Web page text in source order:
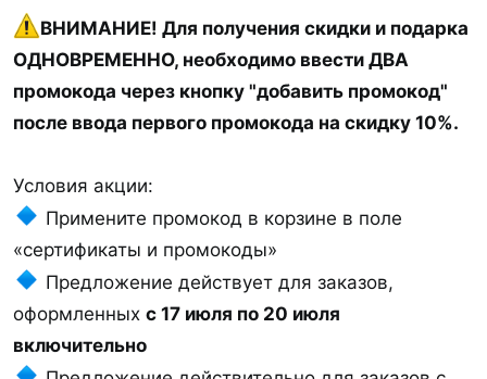
ВНИМАНИЕ! Для получения скидки и подарка
ОДНОВРЕМЕННО, необходимо ввести ДВА
промокода через кнопку "добавить промокод"
после ввода первого промокода на скидку 10%.
Условия акции:
Примените промокод в корзине в поле
«сертификаты и промокоды»
Предложение действует для заказов,
оформленных с 17 июля по 20 июля
включительно